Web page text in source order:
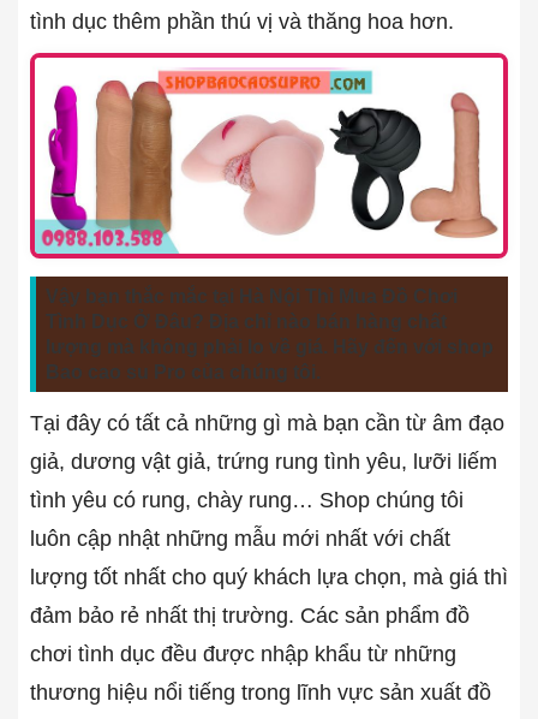
tình dục thêm phần thú vị và thăng hoa hơn.
Vậy bạn thắc mắc tại Hà Nội Thì Mua Đồ Chơi
Tình Dục Ở Đâu? Địa chỉ nào bán hàng chất
lượng mà không phải lo về giá. Hãy đến với shop
Bao cao su Pro của chúng tôi.
Tại đây có tất cả những gì mà bạn cần từ âm đạo
giả, dương vật giả, trứng rung tình yêu, lưỡi liếm
tình yêu có rung, chày rung… Shop chúng tôi
luôn cập nhật những mẫu mới nhất với chất
lượng tốt nhất cho quý khách lựa chọn, mà giá thì
đảm bảo rẻ nhất thị trường. Các sản phẩm đồ
chơi tình dục đều được nhập khẩu từ những
thương hiệu nổi tiếng trong lĩnh vực sản xuất đồ